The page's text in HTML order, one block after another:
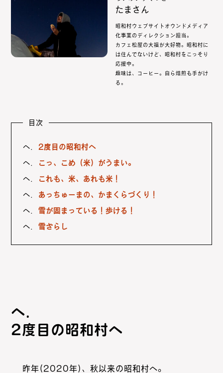
たまさん
昭和村ウェブサイトオウンドメディア
化事業のディレクション担当。
カフェ松屋の大福が大好物。昭和村に
は住んでないけど、昭和村をこっそり
応援中。
趣味は、コーヒー。自ら焙煎も手がけ
る。
目次
2度目の昭和村へ
こっ、こめ（米）がうまい。
これも、米、あれも米！
あっちゅーまの、かまくらづくり！
雪が固まっている！歩ける！
雪ざらし
2度目の昭和村へ
昨年(2020年)、秋以来の昭和村へ。